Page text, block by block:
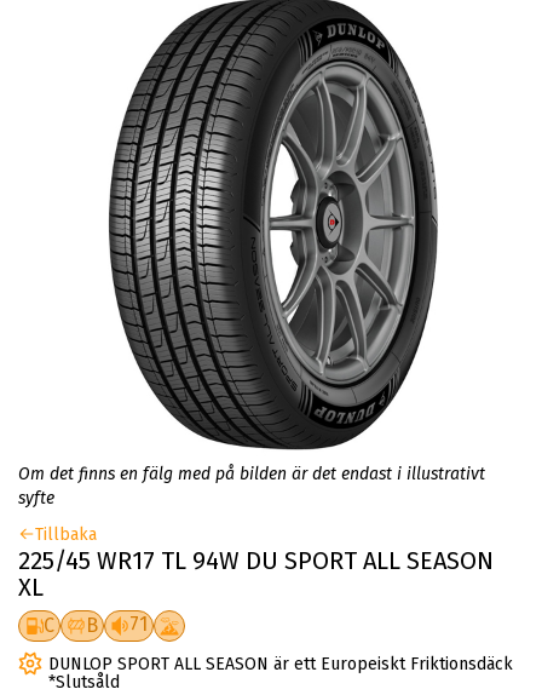
Om det finns en fälg med på bilden är det endast i illustrativt
syfte
Tillbaka
225/45 WR17 TL 94W DU SPORT ALL SEASON
XL
C B 71
DUNLOP SPORT ALL SEASON är ett Europeiskt Friktionsdäck
*Slutsåld